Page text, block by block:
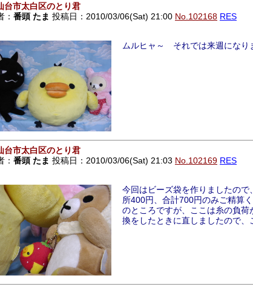
台市太白区のとり君
： 番頭 たま 投稿日：2010/03/06(Sat) 21:00 No.102168 RES
ムルヒャ～ それでは来週になり
台市太白区のとり君
： 番頭 たま 投稿日：2010/03/06(Sat) 21:03 No.102169 RES
今回はビーズ袋を作りましたの
所400円、合計700円のみご精算
のところですが、ここは糸の負
換をしたときに直しましたので、